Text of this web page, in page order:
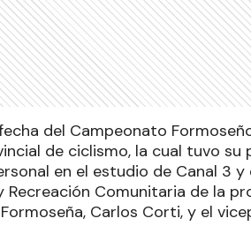
del Campeonato
de ciclismo, la cual tuvo su
en el estudio de Canal 3
Comunitaria de la
Carlos Corti, y el